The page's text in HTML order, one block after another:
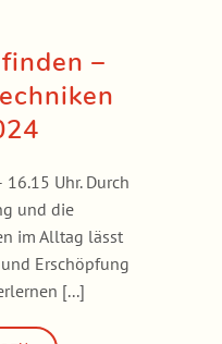
–
Uhr. Durch
und die
im Alltag lässt
Erschöpfung
[...]